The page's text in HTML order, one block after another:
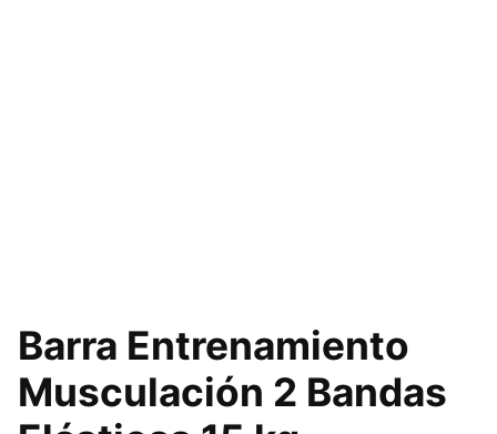
Barra Entrenamiento
Musculación 2 Bandas